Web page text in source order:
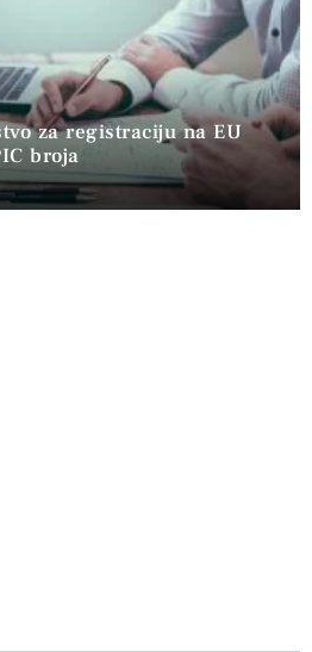
za registraciju na EU
broja